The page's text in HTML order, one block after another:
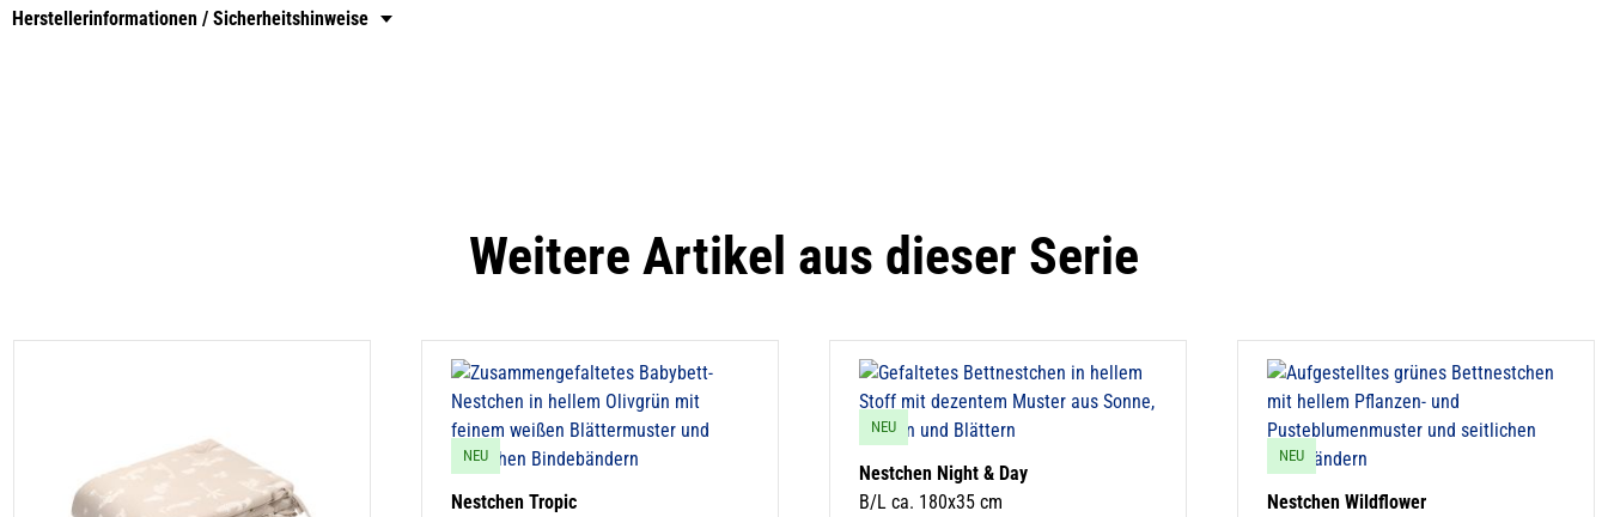
Herstellerinformationen / Sicherheitshinweise
Weitere Artikel aus dieser Serie
NEU
Nestchen Tropic
NEU
Nestchen Night & Day
B/L ca. 180x35 cm
NEU
Nestchen Wildflower